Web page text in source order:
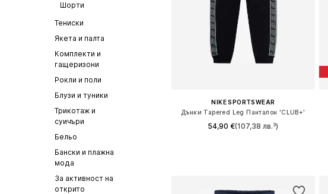
Шорти
Тениски
Якета и палта
Комплекти и
гащеризони
Рокли и поли
Блузи и туники
Трикотаж и
суичъри
Бельо
Бански и плажна
мода
За активност на
открито
NIKE SPORTSWEAR
Дънки Tapered Leg Панталон 'CLUB+'
54,90 €(107,38 лв.³)